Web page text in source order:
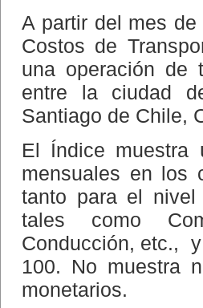
A partir del mes
Costos de
una operación de
entre la ciudad
Santiago de Chile,
El Índice muestra
mensuales en los
tanto para el
tales como
Conducción, etc.,
100. No muestra
monetarios.